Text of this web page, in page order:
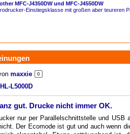
MFC-J4350DW und MFC-J4550DW
Einstiegsklasse mit großen aber teureren
maxxie 0
L5000D
gut. Drucke nicht immer OK.
nur per Parallelschnittstelle und USB
Der Ecomode ist gut und auch wenn